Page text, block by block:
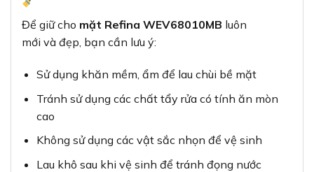
Để giữ cho mặt Refina WEV68010MB luôn
mới và đẹp, bạn cần lưu ý:
Sử dụng khăn mềm, ẩm để lau chùi bề mặt
Tránh sử dụng các chất tẩy rửa có tính ăn mòn
cao
Không sử dụng các vật sắc nhọn để vệ sinh
Lau khô sau khi vệ sinh để tránh đọng nước